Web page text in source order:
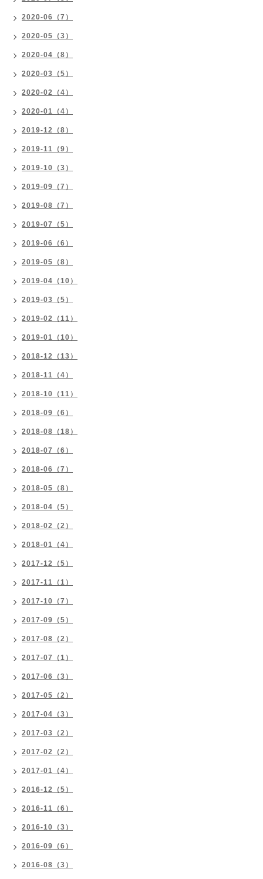
2020-06（7）
2020-05（3）
2020-04（8）
2020-03（5）
2020-02（4）
2020-01（4）
2019-12（8）
2019-11（9）
2019-10（3）
2019-09（7）
2019-08（7）
2019-07（5）
2019-06（6）
2019-05（8）
2019-04（10）
2019-03（5）
2019-02（11）
2019-01（10）
2018-12（13）
2018-11（4）
2018-10（11）
2018-09（6）
2018-08（18）
2018-07（6）
2018-06（7）
2018-05（8）
2018-04（5）
2018-02（2）
2018-01（4）
2017-12（5）
2017-11（1）
2017-10（7）
2017-09（5）
2017-08（2）
2017-07（1）
2017-06（3）
2017-05（2）
2017-04（3）
2017-03（2）
2017-02（2）
2017-01（4）
2016-12（5）
2016-11（6）
2016-10（3）
2016-09（6）
2016-08（3）